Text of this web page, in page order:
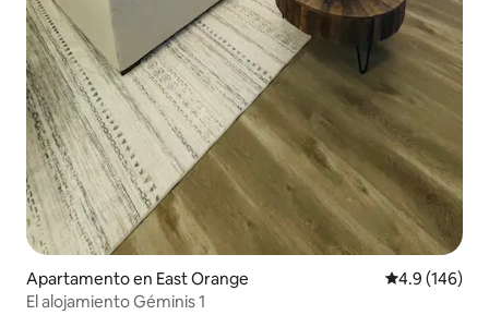
Apartamento en East Orange Calificación
4.9 (146)
El alojamiento Géminis 1